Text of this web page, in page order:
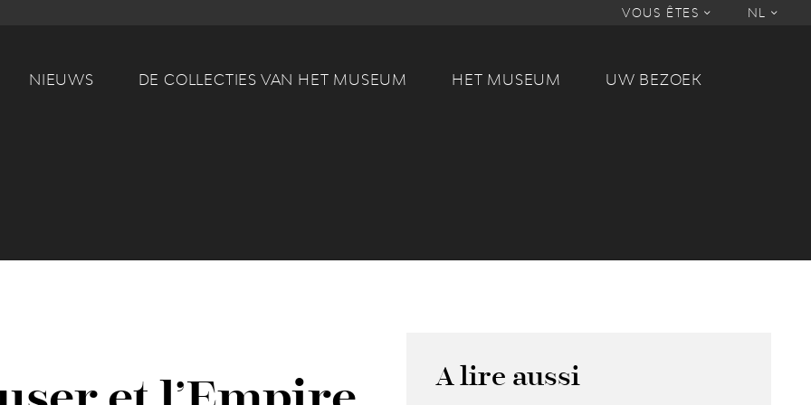
VOUS ÊTES NL
Main navigation
NIEUWS DE COLLECTIES VAN HET MUSEUM HET MUSEUM UW BEZOEK
A lire aussi